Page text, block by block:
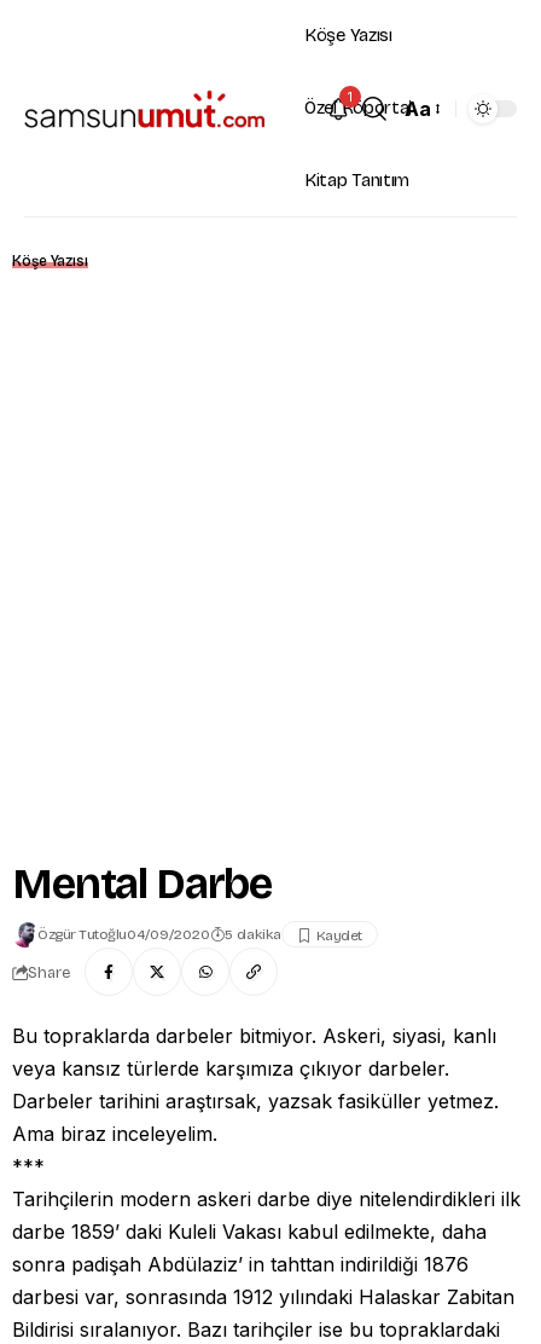
Köşe Yazısı
Özel Röportaj
Kitap Tanıtım
1 Aa
Köşe Yazısı
Mental Darbe
Özgür Tutoğlu04/09/2020 5 dakika
Share
Bu topraklarda darbeler bitmiyor. Askeri, siyasi, kanlı
veya kansız türlerde karşımıza çıkıyor darbeler.
Darbeler tarihini araştırsak, yazsak fasiküller yetmez.
Ama biraz inceleyelim.
***
Tarihçilerin modern askeri darbe diye nitelendirdikleri ilk
darbe 1859’ daki Kuleli Vakası kabul edilmekte, daha
sonra padişah Abdülaziz’ in tahttan indirildiği 1876
darbesi var, sonrasında 1912 yılındaki Halaskar Zabitan
Bildirisi sıralanıyor. Bazı tarihçiler ise bu topraklardaki